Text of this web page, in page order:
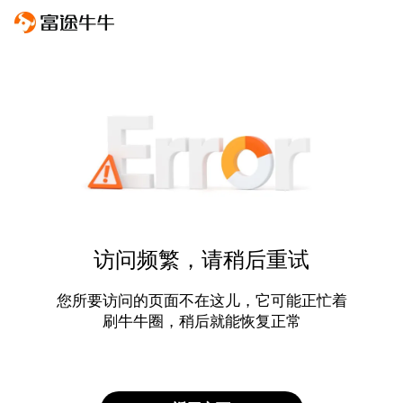
访问频繁，请稍后重试
您所要访问的页面不在这儿，它可能正忙着
刷牛牛圈，稍后就能恢复正常